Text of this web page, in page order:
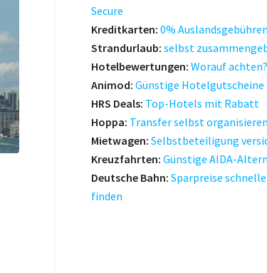
Secure
Kreditkarten: 0%
Strandurlaub: selbst
Hotelbewertungen: Worauf achten?
Animod: Günstige Hotelgutscheine
HRS Deals: Top-Hotels mit Rabatt
Hoppa: Transfer selbst organisieren
Mietwagen: Selbstbeteiligung
Kreuzfahrten: Günstige AIDA-
Deutsche Bahn: Sparpreise
finden